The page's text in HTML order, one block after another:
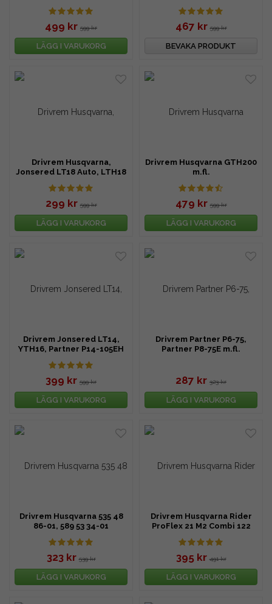
499 kr 599 kr
LÄGG I VARUKORG
467 kr 599 kr
BEVAKA PRODUKT
Drivrem Husqvarna,
Jonsered LT18 Auto, LTH18
299 kr 599 kr
LÄGG I VARUKORG
Drivrem Husqvarna GTH200
m.fl.
479 kr 599 kr
LÄGG I VARUKORG
Drivrem Jonsered LT14,
YTH16, Partner P14-105EH
399 kr 599 kr
LÄGG I VARUKORG
Drivrem Partner P6-75,
Partner P8-75E m.fl.
287 kr 323 kr
LÄGG I VARUKORG
Drivrem Husqvarna 535 48
86-01, 589 53 34-01
323 kr 539 kr
LÄGG I VARUKORG
Drivrem Husqvarna Rider
ProFlex 21 M2 Combi 122
395 kr 491 kr
LÄGG I VARUKORG